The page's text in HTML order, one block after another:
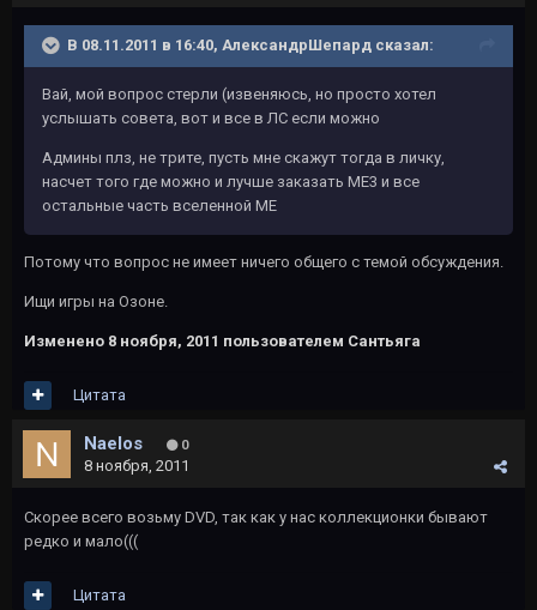
В 08.11.2011 в 16:40, АлександрШепард сказал:
Вай, мой вопрос стерли (извеняюсь, но просто хотел
услышать совета, вот и все в ЛС если можно
Админы плз, не трите, пусть мне скажут тогда в личку,
насчет того где можно и лучше заказать МЕ3 и все
остальные часть вселенной МЕ
Потому что вопрос не имеет ничего общего с темой обсуждения.
Ищи игры на Озоне.
Изменено 8 ноября, 2011 пользователем Сантьяга
Цитата
Naelos 0
8 ноября, 2011
Скорее всего возьму DVD, так как у нас коллекционки бывают
редко и мало(((
Цитата